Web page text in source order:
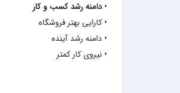
• دامنه رشد کسب و کار
• کارایی بهتر فروشگاه
• دامنه رشد آینده
• نیروی کار کمتر